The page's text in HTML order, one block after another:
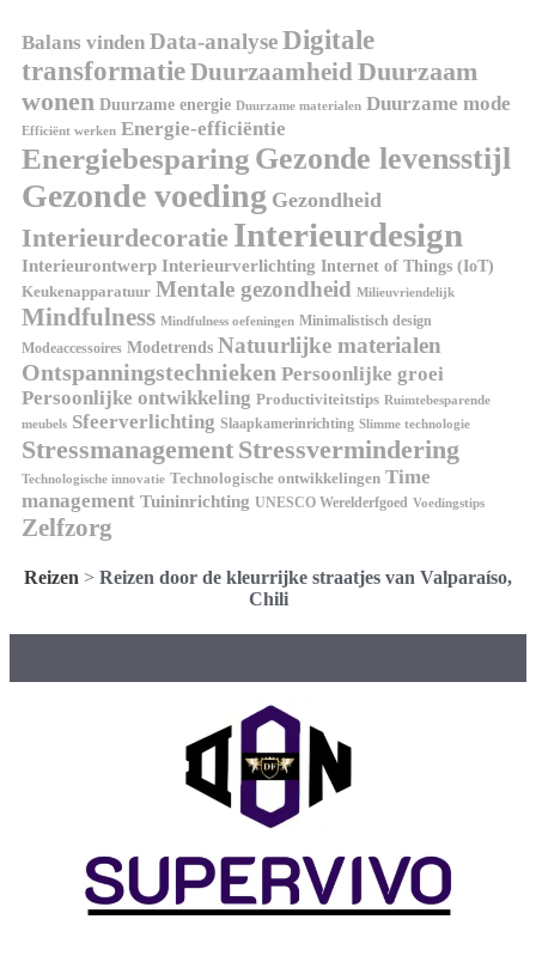
Balans vinden Data-analyseDigitale
transformatieDuurzaamheidDuurzaam
wonen Duurzame energie Duurzame materialen Duurzame mode
Efficiënt werken Energie-efficiëntie
Energiebesparing Gezonde levensstijl
Gezonde voeding Gezondheid
Interieurdecoratie Interieurdesign
Interieurontwerp Interieurverlichting Internet of Things (IoT)
Keukenapparatuur Mentale gezondheid Milieuvriendelijk
Mindfulness Mindfulness oefeningen Minimalistisch design
Modeaccessoires Modetrends Natuurlijke materialen
Ontspanningstechnieken Persoonlijke groei
Persoonlijke ontwikkeling Productiviteitstips Ruimtebesparende
meubels Sfeerverlichting Slaapkamerinrichting Slimme technologie
Stressmanagement Stressvermindering
Technologische innovatie Technologische ontwikkelingen Time
management Tuininrichting UNESCO Werelderfgoed Voedingstips
Zelfzorg
Reizen > Reizen door de kleurrijke straatjes van Valparaíso,
Chili